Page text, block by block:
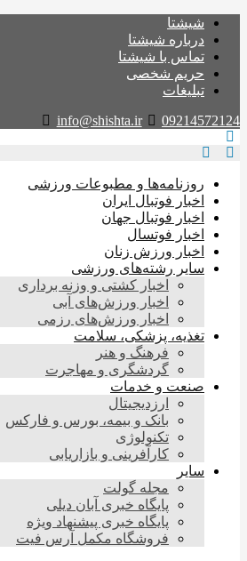
شیشتا
درباره شیشتا
تماس با شیشتا
حریم شخصی
تبلیغات
09214572124
info@shishta.ir
روزنامه‌ها و مطبوعات ورزشی
اخبار فوتبال ایران
اخبار فوتبال جهان
اخبار فوتسال
اخبار ورزش زنان
سایر رشته‌های ورزشی
اخبار کشتی و وزنه برداری
اخبار ورزش‌های آبی
اخبار ورزش‌های رزمی
تغذیه، پزشکی، سلامت
فرهنگ و هنر
گردشگری و مهاجرت
صنعت و خدمات
ارزدیجیتال
بانک و بیمه، بورس و فارکس
تکنولوژی
کارآفرینی و بازاریابی
سایر
مجله گولت
پایگاه خبری آبان دیلی
پایگاه خبری پیشنهاد ویژه
فروشگاه مکمل آرس فیت